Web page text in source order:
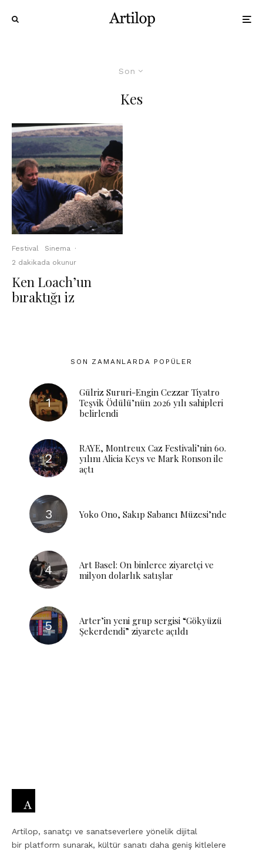
Son
Kes
Festival Sinema ·
2 dakikada okunur
Ken Loach’un
bıraktığı iz
SON ZAMANLARDA POPÜLER
Gülriz Sururi-Engin Cezzar Tiyatro
Teşvik Ödülü’nün 2026 yılı sahipleri
belirlendi
RAYE, Montreux Caz Festivali’nin 60.
yılını Alicia Keys ve Mark Ronson ile
açtı
Yoko Ono, Sakıp Sabancı Müzesi’nde
Art Basel: On binlerce ziyaretçi ve
milyon dolarlık satışlar
Arter’in yeni grup sergisi “Gökyüzü
Şekerdendi” ziyarete açıldı
Artilop, sanatçı ve sanatseverlere yönelik dijital
bir platform sunarak, kültür sanatı daha geniş kitlelere